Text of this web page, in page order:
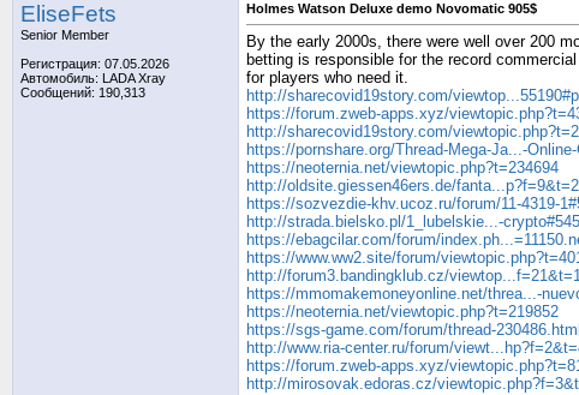
EliseFets
Senior Member
Регистрация: 07.05.2026
Автомобиль: LADA Xray
Сообщений: 190,313
Holmes Watson Deluxe demo Novomatic 905$
By the early 2000s, there were well over 200
betting is responsible for the record
for players who need it.
http://sharecovid19story.com/
https://forum.zweb-apps.xyz/
http://sharecovid19story.com/
https://pornshare.org/Thread-Mega-Ja...-
https://neoternia.net/viewtopic.php?t=234694
http://oldsite.giessen46ers.de/
https://sozvezdie-khv.ucoz.ru/forum/11-4319-
http://strada.bielsko.pl/1_lubelskie...-
https://ebagcilar.com/forum/
https://www.ww2.site/forum/
http://forum3.bandingklub.cz/
https://mmomakemoneyonline.net/threa...-
https://neoternia.net/viewtopic.php?t=219852
https://sgs-game.com/forum/thread-230486.html
http://www.ria-center.ru/forum/
https://forum.zweb-apps.xyz/
http://mirosovak.edoras.cz/